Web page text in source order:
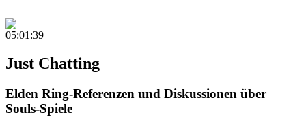
05:01:39
Just Chatting
Elden Ring-Referenzen und Diskussionen über
Souls-Spiele